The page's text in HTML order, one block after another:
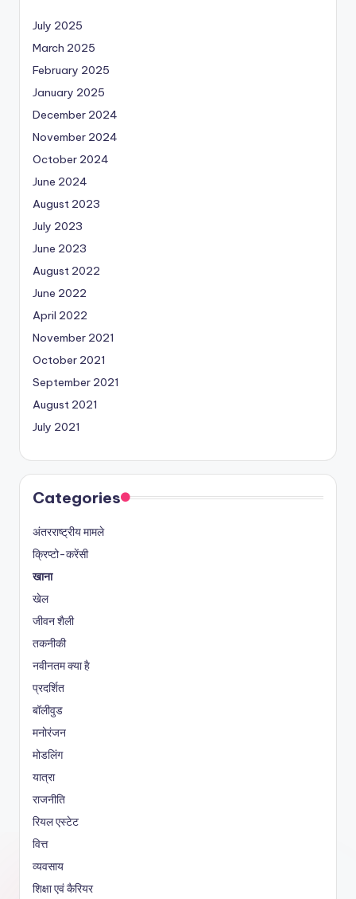
July 2025
March 2025
February 2025
January 2025
December 2024
November 2024
October 2024
June 2024
August 2023
July 2023
June 2023
August 2022
June 2022
April 2022
November 2021
October 2021
September 2021
August 2021
July 2021
Categories
अंतरराष्ट्रीय मामले
क्रिप्टो-करेंसी
खाना
खेल
जीवन शैली
तकनीकी
नवीनतम क्या है
प्रदर्शित
बॉलीवुड
मनोरंजन
मोडलिंग
यात्रा
राजनीति
रियल एस्टेट
वित्त
व्यवसाय
शिक्षा एवं कैरियर